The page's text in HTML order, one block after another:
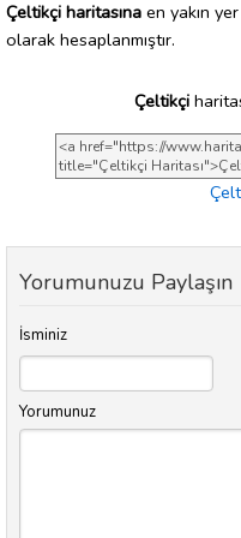
Çeltikçi haritasına en yakın
olarak hesaplanmıştır.
Çeltikçi
Yorumunuzu Paylaşın
İsminiz
Yorumunuz